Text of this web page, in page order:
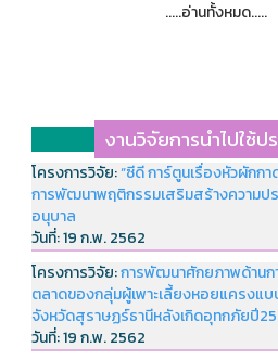
.....อ่านทั้งหมด.....
งานวิจัยการนำไปใช้ป
โครงการวิจัย:“ซีดี การ์ตูนเรื่องหัวผักก
การพัฒนาพฤติกรรมเสริมสร้างความป
อนุบาล
วันที่:19 ก.พ. 2562
โครงการวิจัย:การพัฒนาศักยภาพด้านก
ตลาดของกลุ่มผู้เพาะเลี้ยงหอยแครงแ
จังหวัดสุราษฏร์ธานีหลังเกิดอุทกภัยปี
วันที่:19 ก.พ. 2562